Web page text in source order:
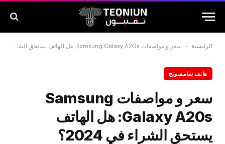
الرئيسية - سعر و مواصفات Samsung Galaxy A20s: هل الهاتف يستحق الشراء في 2024؟
هاتف سامسونج
سعر و مواصفات Samsung
Galaxy A20s: هل الهاتف
يستحق الشراء في 2024؟